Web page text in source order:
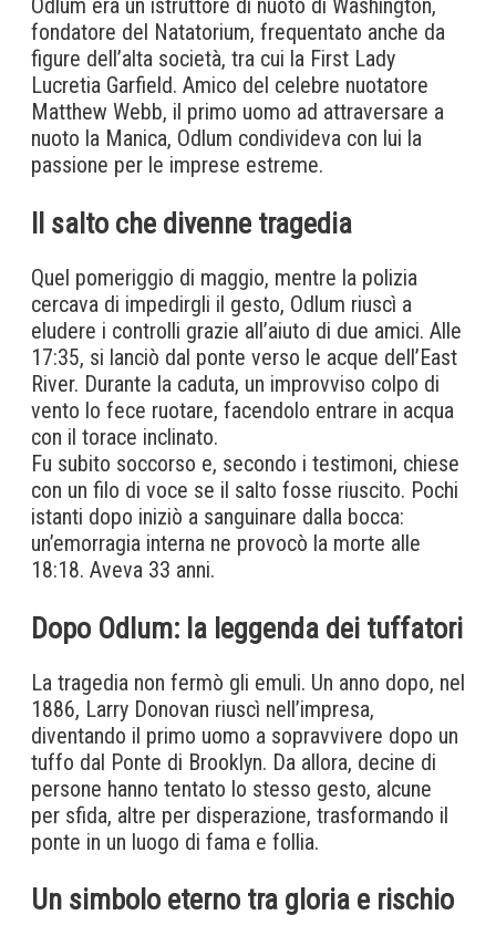
Odlum era un istruttore di nuoto di Washington,
fondatore del Natatorium, frequentato anche da
figure dell’alta società, tra cui la First Lady
Lucretia Garfield. Amico del celebre nuotatore
Matthew Webb, il primo uomo ad attraversare a
nuoto la Manica, Odlum condivideva con lui la
passione per le imprese estreme.
Il salto che divenne tragedia
Quel pomeriggio di maggio, mentre la polizia
cercava di impedirgli il gesto, Odlum riuscì a
eludere i controlli grazie all’aiuto di due amici. Alle
17:35, si lanciò dal ponte verso le acque dell’East
River. Durante la caduta, un improvviso colpo di
vento lo fece ruotare, facendolo entrare in acqua
con il torace inclinato.
Fu subito soccorso e, secondo i testimoni, chiese
con un filo di voce se il salto fosse riuscito. Pochi
istanti dopo iniziò a sanguinare dalla bocca:
un’emorragia interna ne provocò la morte alle
18:18. Aveva 33 anni.
Dopo Odlum: la leggenda dei tuffatori
La tragedia non fermò gli emuli. Un anno dopo, nel
1886, Larry Donovan riuscì nell’impresa,
diventando il primo uomo a sopravvivere dopo un
tuffo dal Ponte di Brooklyn. Da allora, decine di
persone hanno tentato lo stesso gesto, alcune
per sfida, altre per disperazione, trasformando il
ponte in un luogo di fama e follia.
Un simbolo eterno tra gloria e rischio